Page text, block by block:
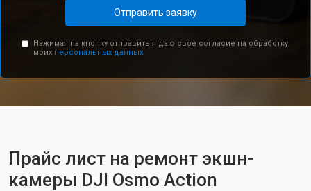
Отправить заявку
Нажимая на кнопку отправить я даю свое согласие на обработку
моих персональных данных.
Прайс лист на ремонт экшн-
камеры DJI Osmo Action